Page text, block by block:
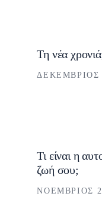
Τη νέα
ΔΕΚΈΜΒΡΙΟΣ
Τι είναι η
ζωή σου;
ΝΟΈΜΒΡΙΟΣ